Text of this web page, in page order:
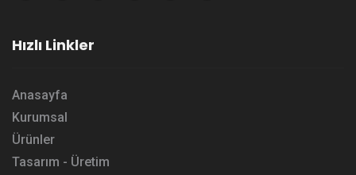
Hızlı Linkler
Anasayfa
Kurumsal
Ürünler
Tasarım - Üretim